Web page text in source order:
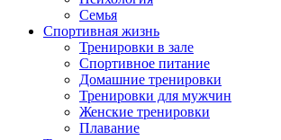
Семья
Спортивная жизнь
Тренировки в зале
Спортивное питание
Домашние тренировки
Тренировки для мужчин
Женские тренировки
Плавание